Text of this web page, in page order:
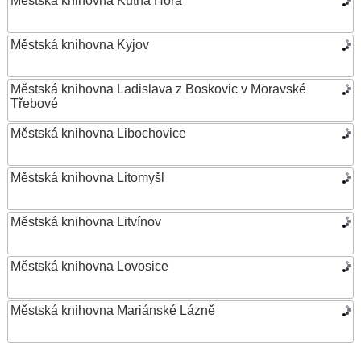
Městská knihovna Kyjov
Městská knihovna Ladislava z Boskovic v Moravské
Třebové
Městská knihovna Libochovice
Městská knihovna Litomyšl
Městská knihovna Litvínov
Městská knihovna Lovosice
Městská knihovna Mariánské Lázně